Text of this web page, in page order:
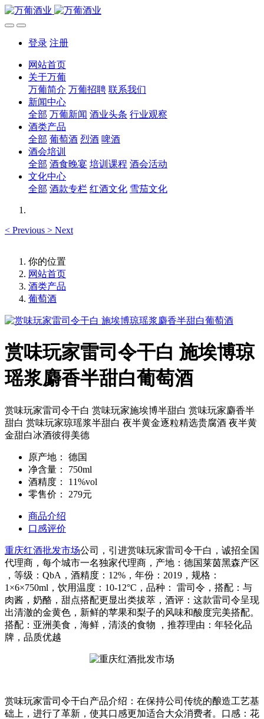
登录 注册
网站首页
关于万葡
万葡简介 万葡招聘 联系我们
新闻中心
全部 万葡新闻 酒业头条 行业观察
酒类产品
全部 葡萄酒 烈酒 啤酒
酒会培训
全部 酒食晚宴 培训课程 酒会活动
文化中心
全部 酒款专栏 红酒文化 雪茄文化
< Previous > Next
你的位置
网站首页
酒类产品
葡萄酒
赏味玩家雷司令干白 施埃博琼
瑶浆麝香半甜白葡萄酒
赏味玩家雷司令干白 赏味玩家施埃博半甜白 赏味玩家麝香半
甜白 赏味玩家琼瑶浆半甜白 夜半黄金逐粒精选贵腐酒 夜半黄
金甜白冰酒彼得美德
原产地：
德国
净含量：
750ml
酒精度：
11%vol
零售价：
279元
商品介绍
口感评价
重庆红酒批发市场公司，引进赏味玩家雷司令干白，诚招全国
代理商，每个城市一名独家代理商，产地：德国莱茵黑森产区
，等级：QbA，酒精度：12%，年份：2019，规格：
1×6×750ml，饮用温度：10-12°C，品种： 雷司令，搭配：与
肉酱，奶酪，甜点搭配更显出类拔萃，酒评：这款雷司令呈现
出清澈的金黄色，新鲜的苹果和梨子的风味和酸度完美搭配。
搭配：亚洲美食，海鲜，清淡的食物 ，推荐理由：年轻化品
牌，品质优越
赏味玩家雷司令干白产品介绍：在保持公司传统的酿造工艺基
础上，进行了革新，使其口感更加适合大众消费者。口感：花